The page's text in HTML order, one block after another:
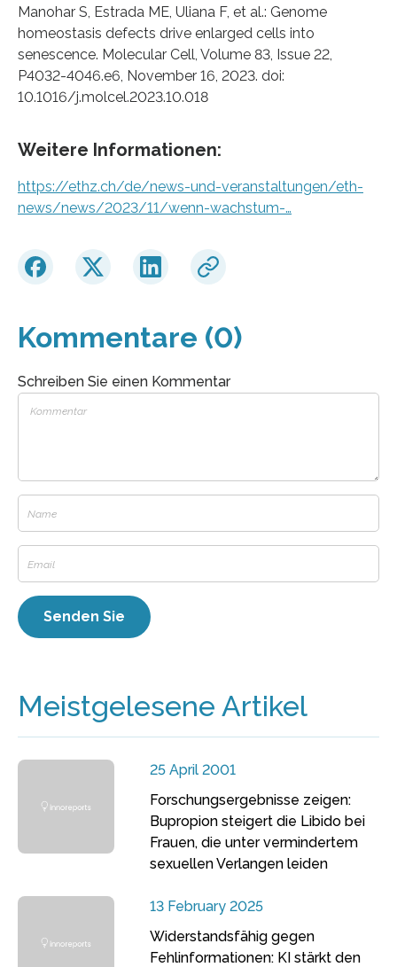
Manohar S, Estrada ME, Uliana F, et al.: Genome
homeostasis defects drive enlarged cells into
senescence. Molecular Cell, Volume 83, Issue 22,
P4032-​4046.e6, November 16, 2023. doi:
10.1016/j.molcel.2023.10.018
Weitere Informationen:
https://ethz.ch/de/news-und-veranstaltungen/eth-
news/news/2023/11/wenn-wachstum-…
Kommentare (0)
Schreiben Sie einen Kommentar
Meistgelesene Artikel
25 April 2001
Forschungsergebnisse zeigen:
Bupropion steigert die Libido bei
Frauen, die unter vermindertem
sexuellen Verlangen leiden
13 February 2025
Widerstandsfähig gegen
Fehlinformationen: KI stärkt den